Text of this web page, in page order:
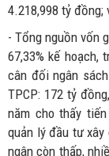
4.218,998 tỷ đồng;
- Tổng nguồn vốn
67,33% kế hoạch,
cân đối ngân
TPCP: 172 tỷ
năm cho thấy
quản lý đầu tư
ngân còn thấp,